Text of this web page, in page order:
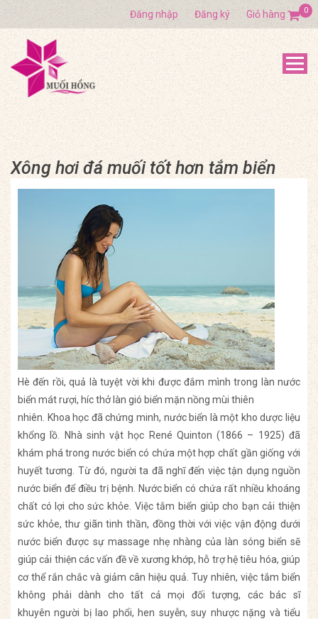
Đăng nhập Đăng ký Giỏ hàng 0
Xông hơi đá muối tốt hơn tắm biển
Hè đến rồi, quả là tuyệt vời khi được đắm mình trong làn nước
biển mát rượi, híc thở làn gió biển mặn nồng mùi thiên
nhiên. Khoa học đã chứng minh, nước biển là một kho dược liệu
khổng lồ.
Nhà sinh vật học René Quinton (1866 – 1925) đã
khám phá trong nước biển có chứa một hợp chất gần giống với
huyết tương. Từ đó, người ta đã nghĩ đến việc tận dụng nguồn
nước biển để điều trị bệnh.
Nước biển có chứa rất nhiều khoáng
chất có lợi cho sức khỏe. Việc tắm biển giúp cho bạn cải thiện
sức khỏe, thư giãn tinh thần, đồng thời với việc vận động dưới
nước biển được sự massage nhẹ nhàng của làn sóng biển sẽ
giúp cải thiện các vấn đề về xương khớp, hỗ trợ hệ tiêu hóa, giúp
cơ thể rắn chắc và giảm cân hiệu quả. Tuy nhiên, việc tắm biển
không phải dành cho tất cả mọi đối tượng, các bác sĩ
khuyên người bị lao phổi, hen suyễn, suy nhược nặng và tiểu